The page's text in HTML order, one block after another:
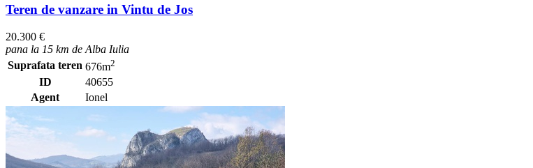
Teren de vanzare in Vintu de Jos
20.300 €
pana la 15 km de Alba Iulia
Suprafata teren 676m2
ID
40655
Agent
Ionel